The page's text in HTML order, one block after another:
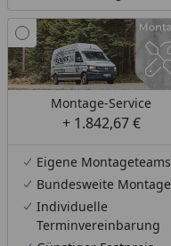
Montage-Service
+ 1.842,67 €
Eigene Montageteams
Bundesweite Montage
Individuelle
Terminvereinbarung